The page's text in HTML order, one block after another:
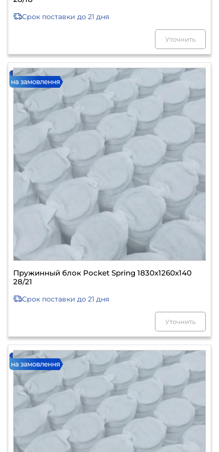
Срок поставки до 21 дня
Уточнить
Пружинный блок Pocket Spring 1830х1260х140
28/21
Срок поставки до 21 дня
Уточнить